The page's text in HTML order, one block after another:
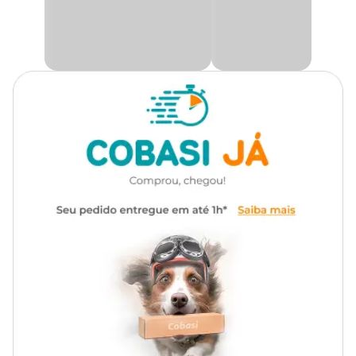
Seja durante pequenos trajetos em parques ou durante viagens, a
coleira promove uma maior segurança ao animal, evitando que se
percam em um ambiente novo, fugas ou acidentes.
Treinamento
Alguns tutores utilizam a coleira para treinar suas calopsitas a
específico.
As coleiras são indicadas para pássaros de porte médio, como as
calopsitas. Feitos com fitas de cetim e fecho de plástico, possui
peças reguláveis que facilitam a adaptação e promovem conforto